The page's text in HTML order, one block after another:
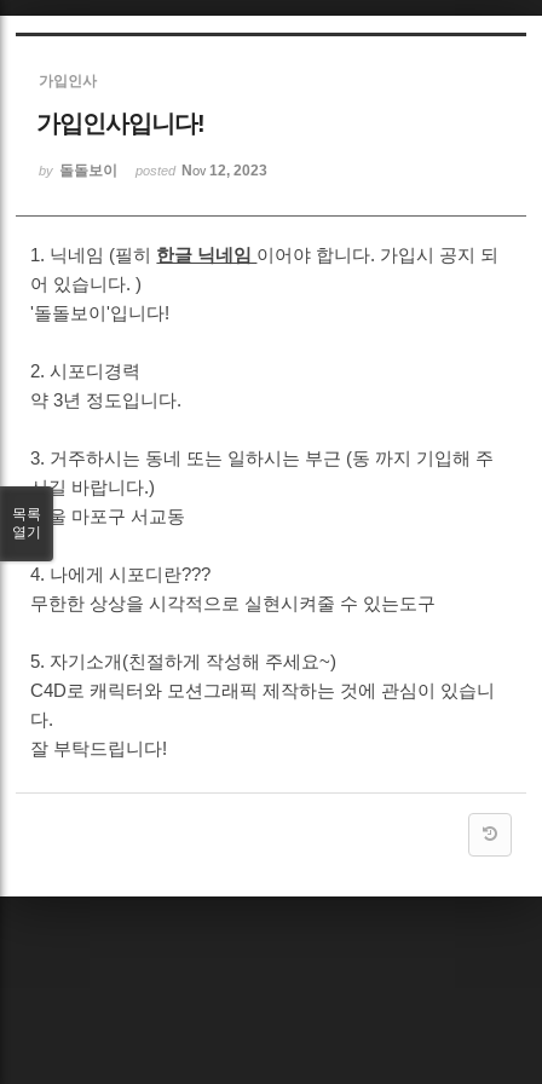
가입인사
가입인사입니다!
by 돌돌보이 posted Nov 12, 2023
1. 닉네임 (필히 한글 닉네임 이어야 합니다. 가입시 공지 되
어 있습니다. )
'돌돌보이'입니다!
2. 시포디경력
약 3년 정도입니다.
3. 거주하시는 동네 또는 일하시는 부근 (동 까지 기입해 주
시길 바랍니다.)
서울 마포구 서교동
4. 나에게 시포디란???
무한한 상상을 시각적으로 실현시켜줄 수 있는도구
5. 자기소개(친절하게 작성해 주세요~)
C4D로 캐릭터와 모션그래픽 제작하는 것에 관심이 있습니
다.
잘 부탁드립니다!
목록
열기
Sketchbook5, 스케치북5
Sketchbook5, 스케치북5